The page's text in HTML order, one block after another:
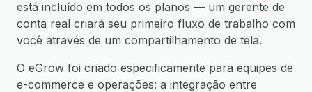
está incluído em todos os planos — um gerente de
conta real criará seu primeiro fluxo de trabalho com
você através de um compartilhamento de tela.
O eGrow foi criado especificamente para equipes de
e-commerce e operações: a integração entre